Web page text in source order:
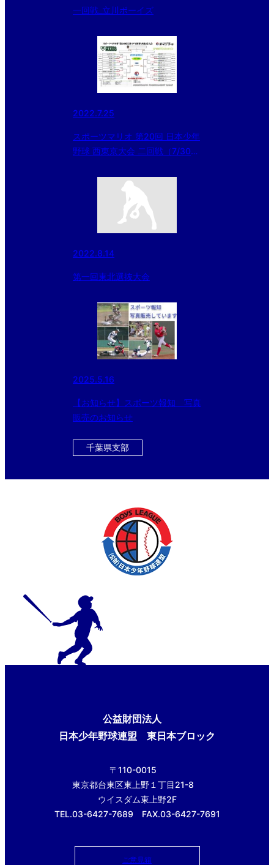
一回戦_立川ボーイズ
2022.7.25
スポーツマリオ 第20回 日本少年
野球 西東京大会 二回戦（7/30）
2022.8.14
第一回東北選抜大会
2025.5.16
【お知らせ】スポーツ報知 写真
販売のお知らせ
千葉県支部
公益財団法人
日本少年野球連盟 東日本ブロック
〒110-0015
東京都台東区東上野１丁目21-8
ウイスダム東上野2F
TEL.03-6427-7689 FAX.03-6427-7691
ご意見箱